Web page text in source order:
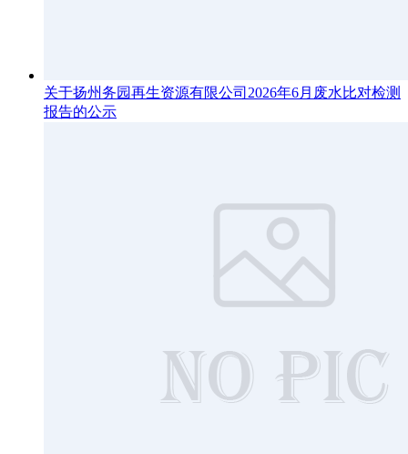
关于扬州务园再生资源有限公司2026年6月废水比对检测
报告的公示